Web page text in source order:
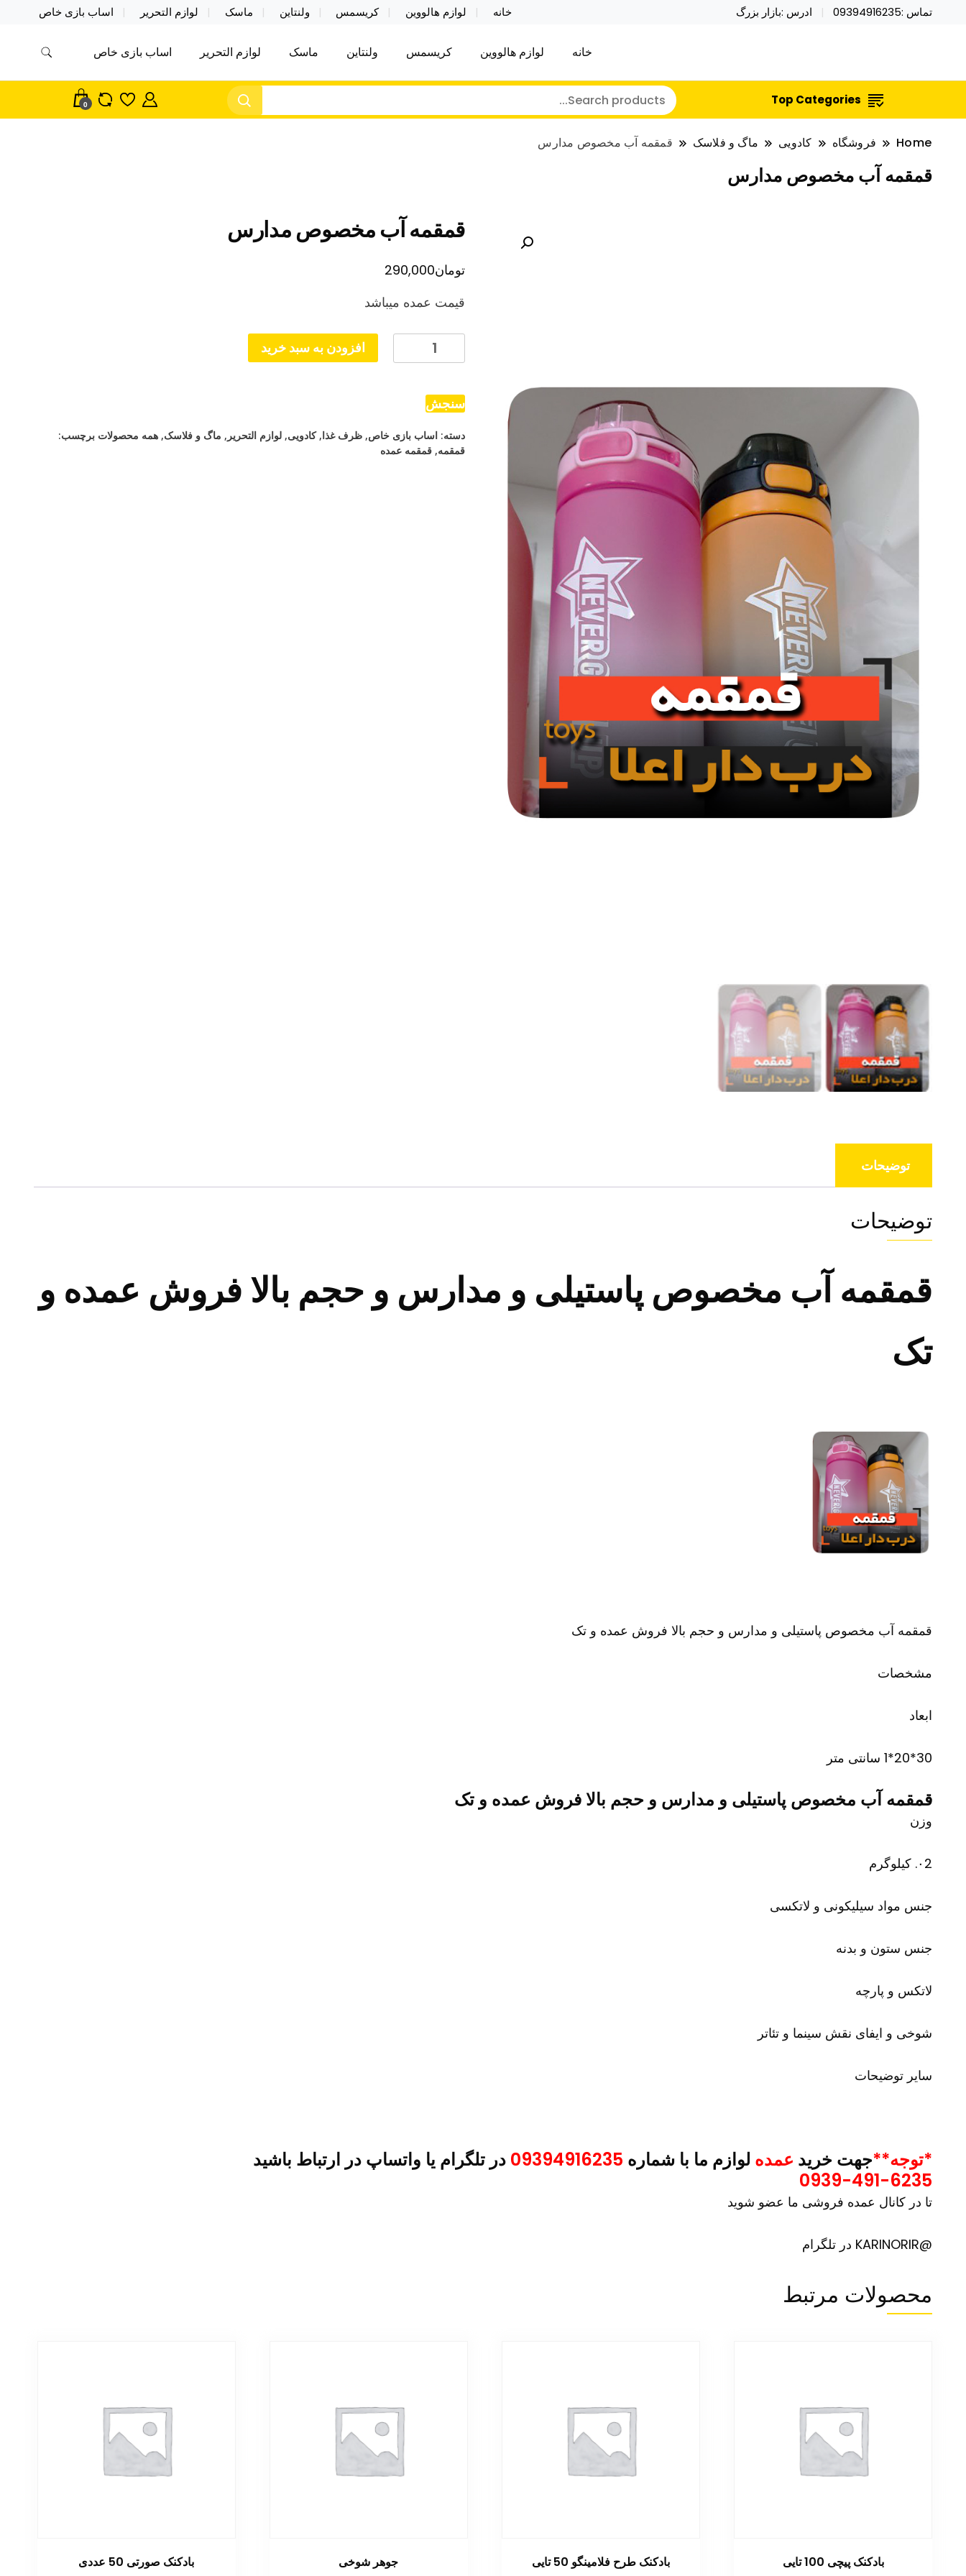
تماس :09394916235 ادرس :بازار بزرگ خانه لوازم هالووین کریسمس ولنتاین ماسک لوازم التحریر اساب بازی خاص
نایکر توی فروش عمده لوازم هالووین ولن تاین کادویی کریسمس اکسسوری ماسک
خرید محصولات خاص فیجت اسباب بازی تراول ماگ نایکر توی فروش عمده لوازم هالووین ولن تاین کادویی کریسمس اکسسوری ماسک در واردات مستقیم
خانه لوازم هالووین کریسمس ولنتاین ماسک لوازم التحریر اساب بازی خاص
Top Categories
0
Home فروشگاه کادویی ماگ و فلاسک قمقمه آب مخصوص مدارس
قمقمه آب مخصوص مدارس
قمقمه آب مخصوص مدارس
تومان290,000
قیمت عمده میباشد
قمقمه
آب
مدارس
افزودن به سبد خرید
سنجش
دسته: اساب بازی خاص, ظرف غذا,کادویی, لوازم التحریر , ماگ و فلاسک, همه محصولات برچسب:
قمقمه, قمقمه عمده
توضیحات
توضیحات
قمقمه آب مخصوص پاستیلی و مدارس و حجم بالا فروش عمده و
تک
قمقمه آب مخصوص پاستیلی و مدارس و حجم بالا فروش عمده و تک
مشخصات
ابعاد
30*20*1 سانتی متر
قمقمه آب مخصوص پاستیلی و مدارس و حجم بالا فروش عمده و تک
وزن
۰2. کیلوگرم
جنس مواد سیلیکونی و لاتکسی
جنس ستون و بدنه
لاتکس و پارچه
شوخی و ایفای نقش سینما و تئاتر
سایر توضیحات
*توجه**جهت خرید عمده لوازم ما با شماره
در تلگرام یا واتساپ در ارتباط باشید
0939-491-6235
تا در کانال عمده فروشی ما عضو شوید
@KARINORIR در تلگرام
محصولات مرتبط
بادکنک پیچی 100 تایی بادکنک طرح فلامینگو 50 تایی جوهر شوخی بادکنک صورتی 50 عددی